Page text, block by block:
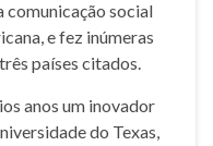
comunicação social
e fez inúmeras
países citados.
anos um inovador
do Texas,